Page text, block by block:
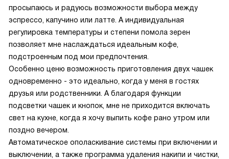
просыпаюсь и радуюсь возможности выбора между
эспрессо, капучино или латте. А индивидуальная
регулировка температуры и степени помола зерен
позволяет мне наслаждаться идеальным кофе,
подстроенным под мои предпочтения.
Особенно ценю возможность приготовления двух чашек
одновременно - это идеально, когда у меня в гостях
друзья или родственники. А благодаря функции
подсветки чашек и кнопок, мне не приходится включать
свет на кухне, когда я хочу выпить кофе рано утром или
поздно вечером.
Автоматическое ополаскивание системы при включении и
выключении, а также программа удаления накипи и чистки,